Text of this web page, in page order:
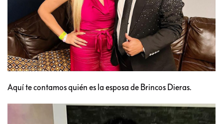
Aquí te contamos quién es la esposa de Brincos Dieras.